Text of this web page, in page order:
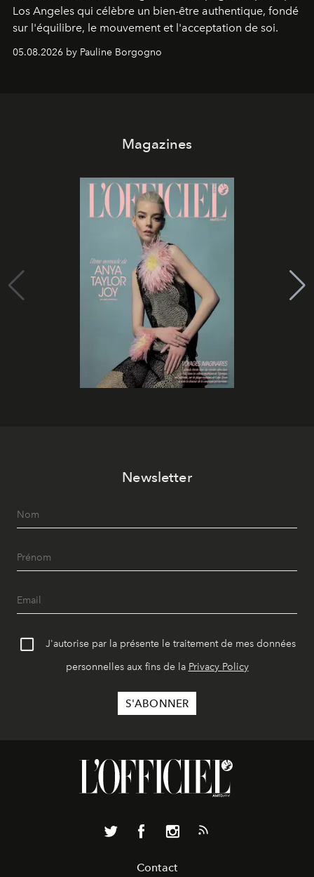
Los Angeles qui célèbre un bien-être authentique, fondé
sur l'équilibre, le mouvement et l'acceptation de soi.
05.08.2026 by Pauline Borgogno
Magazines
Newsletter
J'autorise par la présente le traitement de mes données
personnelles aux fins de la Privacy Policy
Contact